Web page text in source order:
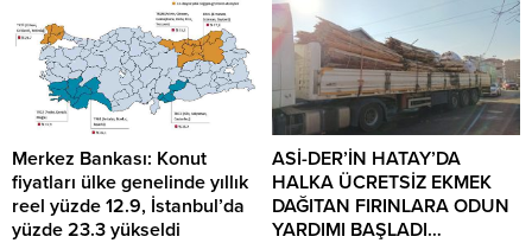
felaketinden etkilenen
afetzedelere İstanbul’daki Hataylı
sivil toplum örgütü olarak örnek
bir çalışma sergileyerek
depremzedelerin tüm
ihtiyaçlarının karşılanmasından
enkaz altındaki vatandaşların
kurtarılmasına kadar çok önemli
hizmetler sunarak kendini
kanıtlayan İstanbul’daki en aktif
arasında en çok iş yapan ülke
Türkiye oldu.
Merkez Bankası: Konut
fiyatları ülke genelinde yıllık
reel yüzde 12.9, İstanbul’da
yüzde 23.3 yükseldi
ASİ-DER’İN HATAY’DA
HALKA ÜCRETSİZ EKMEK
DAĞITAN FIRINLARA ODUN
YARDIMI BAŞLADI…